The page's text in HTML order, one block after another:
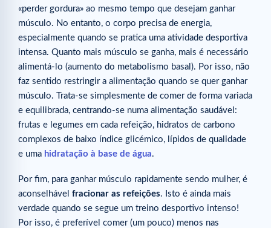
«perder gordura» ao mesmo tempo que desejam ganhar
músculo. No entanto, o corpo precisa de energia,
especialmente quando se pratica uma atividade desportiva
intensa. Quanto mais músculo se ganha, mais é necessário
alimentá-lo (aumento do metabolismo basal). Por isso, não
faz sentido restringir a alimentação quando se quer ganhar
músculo. Trata-se simplesmente de comer de forma variada
e equilibrada, centrando-se numa alimentação saudável:
frutas e legumes em cada refeição, hidratos de carbono
complexos de baixo índice glicémico, lípidos de qualidade
e uma hidratação à base de água.
Por fim, para ganhar músculo rapidamente sendo mulher, é
aconselhável fracionar as refeições. Isto é ainda mais
verdade quando se segue um treino desportivo intenso!
Por isso, é preferível comer (um pouco) menos nas